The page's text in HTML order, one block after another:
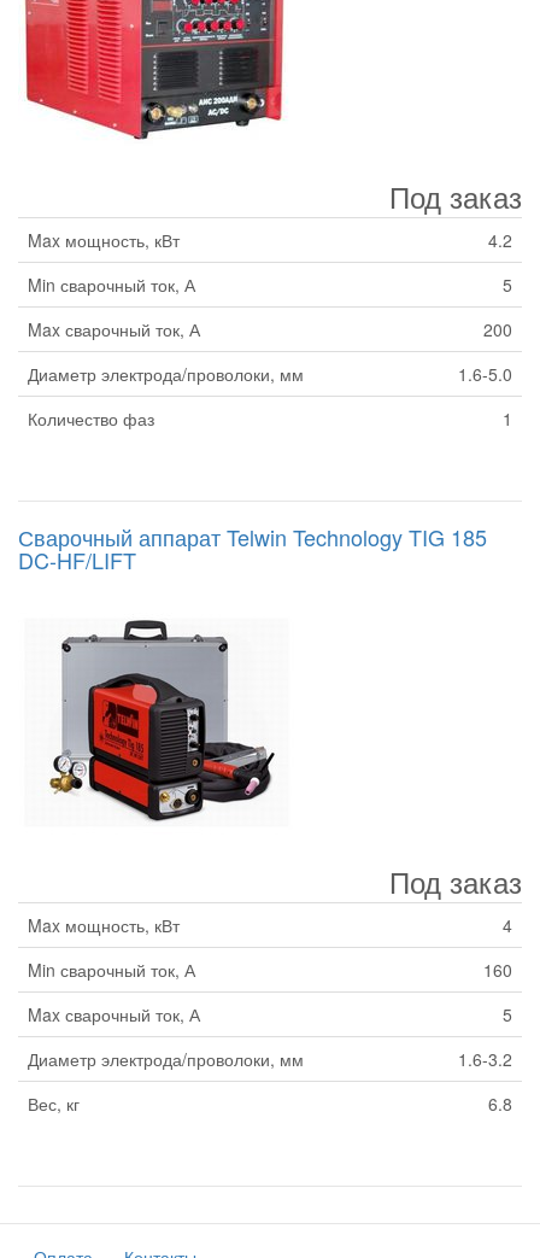
Под заказ
Max мощность, кВт
4.2
Min сварочный ток, А
5
Max сварочный ток, А
200
Диаметр электрода/проволоки, мм
1.6-5.0
Количество фаз
1
Сварочный аппарат Telwin Technology TIG 185
DC-HF/LIFT
Под заказ
Max мощность, кВт
4
Min сварочный ток, А
160
Max сварочный ток, А
5
Диаметр электрода/проволоки, мм
1.6-3.2
Вес, кг
6.8